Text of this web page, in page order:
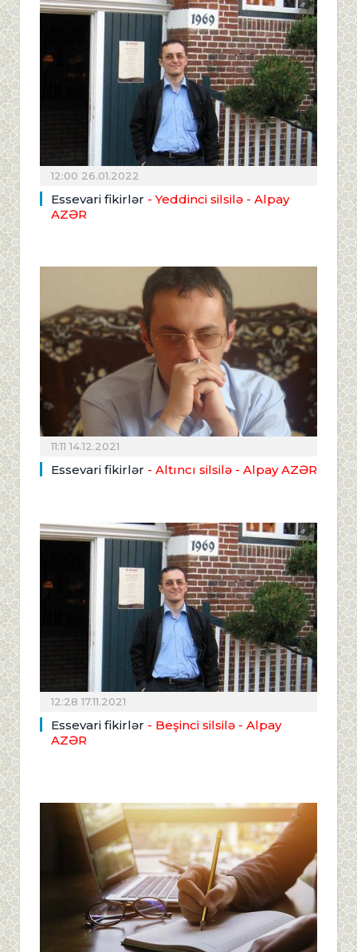
12:00 26.01.2022
Essevari fikirlər - Yeddinci silsilə - Alpay
AZƏR
11:11 14.12.2021
Essevari fikirlər - Altıncı silsilə - Alpay AZƏR
12:28 17.11.2021
Essevari fikirlər - Beşinci silsilə - Alpay
AZƏR